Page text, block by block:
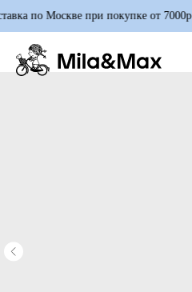
по Москве при покупке от 7000р.